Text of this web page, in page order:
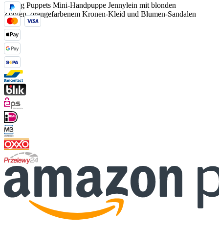
Living Puppets Mini-Handpuppe Jennylein mit blonden
Zöpfen, orangefarbenem Kronen-Kleid und Blumen-Sandalen